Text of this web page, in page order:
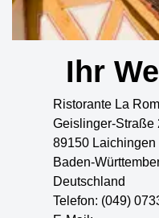
Ihr
Ristorante La
Geislinger-Straße
89150 Laichingen
Baden-
Deutschland
Telefon: (049)